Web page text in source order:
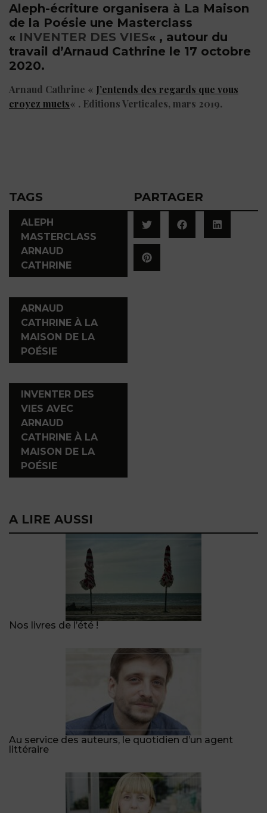
Aleph-écriture organisera à La Maison
de la Poésie une Masterclass
« INVENTER DES VIES« , autour du
travail d’Arnaud Cathrine le 17 octobre
2020.
Arnaud Cathrine « J’entends des regards que vous
croyez muets« . Editions Verticales, mars 2019.
TAGS
ALEPH
MASTERCLASS
ARNAUD
CATHRINE
ARNAUD
CATHRINE À LA
MAISON DE LA
POÉSIE
INVENTER DES
VIES AVEC
ARNAUD
CATHRINE À LA
MAISON DE LA
POÉSIE
PARTAGER
A LIRE AUSSI
Nos livres de l’été !
Au service des auteurs, le quotidien d’un agent
littéraire